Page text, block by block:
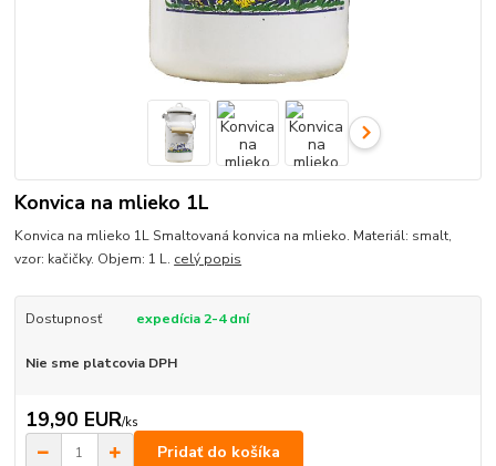
Konvica na mlieko 1L
Konvica na mlieko 1L Smaltovaná konvica na mlieko. Materiál: smalt,
vzor: kačičky. Objem: 1 L. celý popis
Dostupnosť expedícia 2-4 dní
Nie sme platcovia DPH
19,90 EUR/ks
Pridať do košíka